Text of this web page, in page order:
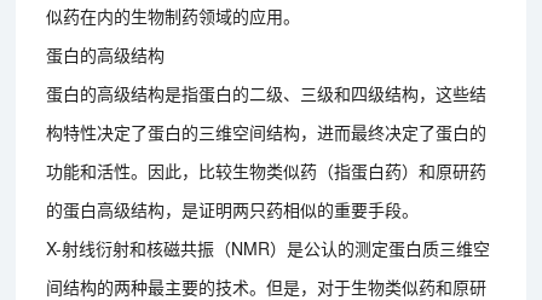
似药在内的生物制药领域的应用。
蛋白的高级结构
蛋白的高级结构是指蛋白的二级、三级和四级结构，这些结
构特性决定了蛋白的三维空间结构，进而最终决定了蛋白的
功能和活性。因此，比较生物类似药（指蛋白药）和原研药
的蛋白高级结构，是证明两只药相似的重要手段。
X-射线衍射和核磁共振（NMR）是公认的测定蛋白质三维空
间结构的两种最主要的技术。但是，对于生物类似药和原研